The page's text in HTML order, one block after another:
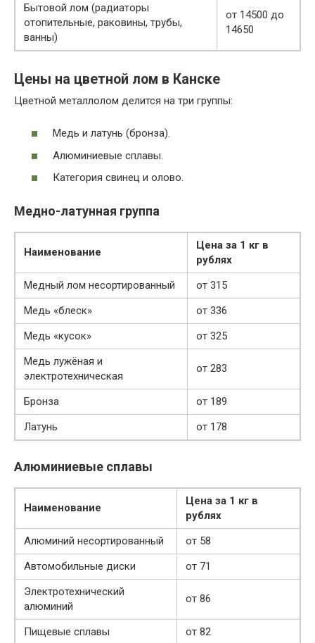
Бытовой лом (радиаторы
отопительные, раковины, трубы,
ванны)
от 14500 до
14650
Цены на цветной лом в Канске
Цветной металлолом делится на три группы:
Медь и латунь (бронза).
Алюминиевые сплавы.
Категория свинец и олово.
Медно-латунная группа
Наименование
Цена за 1 кг в
рублях
Медный лом несортированный
от 315
Медь «блеск»
от 336
Медь «кусок»
от 325
Медь лужёная и
электротехническая
от 283
Бронза
от 189
Латунь
от 178
Алюминиевые сплавы
Наименование
Цена за 1 кг в
рублях
Алюминий несортированный
от 58
Автомобильные диски
от 71
Электротехнический
алюминий
от 86
Пищевые сплавы от 82